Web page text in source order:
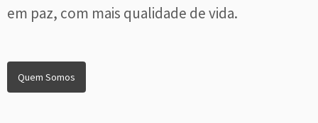
em paz, com mais qualidade de vida.
Quem Somos